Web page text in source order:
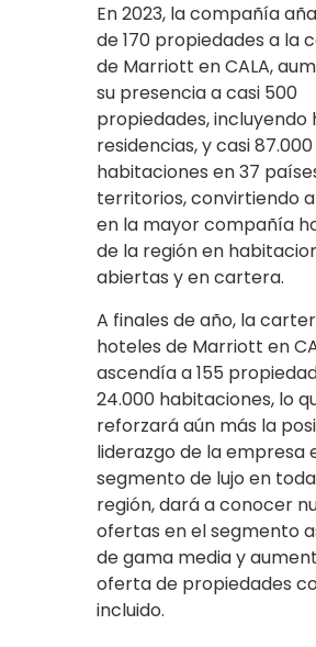
En 2023, la compañía
de 170 propiedades a la
de Marriott en CALA,
su presencia a casi 500
propiedades, incluyendo
residencias, y casi 87.000
habitaciones en 37
territorios, convirtiendo
en la mayor compañía
de la región en
abiertas y en cartera.
A finales de año, la
hoteles de Marriott en
ascendía a 155
24.000 habitaciones, lo
reforzará aún más la
liderazgo de la empresa
segmento de lujo en
región, dará a conocer
ofertas en el segmento
de gama media y
oferta de propiedades
incluido.